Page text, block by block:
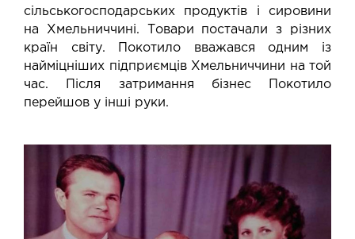
сільськогосподарських продуктів і сировини
на Хмельниччині. Товари постачали з різних
країн світу. Покотило вважався одним із
найміцніших підприємців Хмельниччини на той
час. Після затримання бізнес Покотило
перейшов у інші руки.